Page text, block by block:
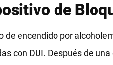
de
de encendido por
con DUI. Después de